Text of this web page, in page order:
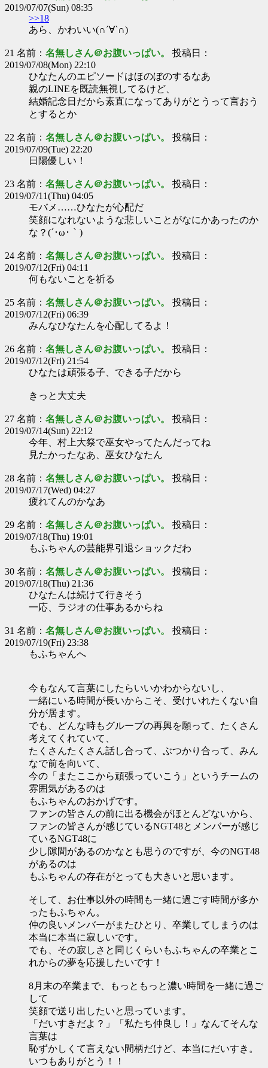
2019/07/07(Sun) 08:35
>>18
あら、かわいい(∩´∀`∩)
21 名前： 名無しさん＠お腹いっぱい。 投稿日：
2019/07/08(Mon) 22:10
ひなたんのエピソードはほのぼのするなあ
親のLINEを既読無視してるけど、
結婚記念日だから素直になってありがとうって言おう
とするとか
22 名前： 名無しさん＠お腹いっぱい。 投稿日：
2019/07/09(Tue) 22:20
日陽優しい！
23 名前： 名無しさん＠お腹いっぱい。 投稿日：
2019/07/11(Thu) 04:05
モバメ……ひなたが心配だ
笑顔になれないような悲しいことがなにかあったのか
な？(´･ω･｀)
24 名前： 名無しさん＠お腹いっぱい。 投稿日：
2019/07/12(Fri) 04:11
何もないことを祈る
25 名前： 名無しさん＠お腹いっぱい。 投稿日：
2019/07/12(Fri) 06:39
みんなひなたんを心配してるよ！
26 名前： 名無しさん＠お腹いっぱい。 投稿日：
2019/07/12(Fri) 21:54
ひなたは頑張る子、できる子だから
きっと大丈夫
27 名前： 名無しさん＠お腹いっぱい。 投稿日：
2019/07/14(Sun) 22:12
今年、村上大祭で巫女やってたんだってね
見たかったなあ、巫女ひなたん
28 名前： 名無しさん＠お腹いっぱい。 投稿日：
2019/07/17(Wed) 04:27
疲れてんのかなあ
29 名前： 名無しさん＠お腹いっぱい。 投稿日：
2019/07/18(Thu) 19:01
もふちゃんの芸能界引退ショックだわ
30 名前： 名無しさん＠お腹いっぱい。 投稿日：
2019/07/18(Thu) 21:36
ひなたんは続けて行きそう
一応、ラジオの仕事あるからね
31 名前： 名無しさん＠お腹いっぱい。 投稿日：
2019/07/19(Fri) 23:38
もふちゃんへ
今もなんて言葉にしたらいいかわからないし、
一緒にいる時間が長いからこそ、受けいれたくない自
分が居ます。
でも、どんな時もグループの再興を願って、たくさん
考えてくれていて、
たくさんたくさん話し合って、ぶつかり合って、みん
なで前を向いて、
今の「またここから頑張っていこう」というチームの
雰囲気があるのは
もふちゃんのおかげです。
ファンの皆さんの前に出る機会がほとんどないから、
ファンの皆さんが感じているNGT48とメンバーが感じ
ているNGT48に
少し隙間があるのかなとも思うのですが、今のNGT48
があるのは
もふちゃんの存在がとっても大きいと思います。
そして、お仕事以外の時間も一緒に過ごす時間が多か
ったもふちゃん。
仲の良いメンバーがまたひとり、卒業してしまうのは
本当に本当に寂しいです。
でも、その寂しさと同じくらいもふちゃんの卒業とこ
れからの夢を応援したいです！
8月末の卒業まで、もっともっと濃い時間を一緒に過ご
して
笑顔で送り出したいと思っています。
「だいすきだよ？」「私たち仲良し！」なんてそんな
言葉は
恥ずかしくて言えない間柄だけど、本当にだいすき。
いつもありがとう！！